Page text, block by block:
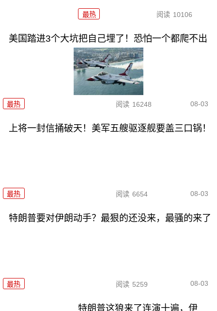
最热 阅读 10106
美国踏进3个大坑把自己埋了！恐怕一个都爬不出
最热 阅读 16248 08-03
上将一封信捅破天！美军五艘驱逐舰要盖三口锅！
最热 阅读 6654 08-03
特朗普要对伊朗动手？最狠的还没来，最骚的来了
最热 阅读 5259 08-03
特朗普这狼来了连演十遍，伊